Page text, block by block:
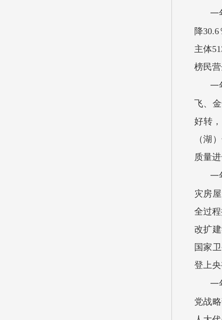
一
降
主体
榜民
一
飞、
好转
（湖
质量
一
灾房
全过
改扩
国家
登上
一
党战